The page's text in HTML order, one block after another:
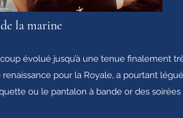
la marine
évolué jusqu’à une tenue finalement
pour la Royale, a pourtant
ou le pantalon à bande or des soirées